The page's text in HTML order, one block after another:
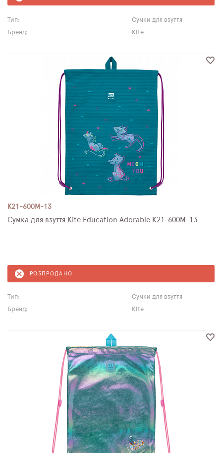
Тип:
Сумки для взуття
Бренд:
Kite
K21-600M-13
Сумка для взуття Kite Education Adorable K21-600M-13
РОЗПРОДАНО
Тип:
Сумки для взуття
Бренд:
Kite